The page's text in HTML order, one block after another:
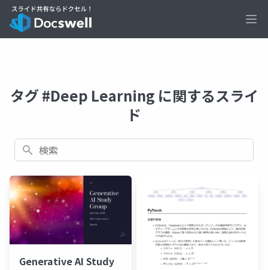
タグ #Deep Learning に関するスライ
ド
検索
Generative AI Study